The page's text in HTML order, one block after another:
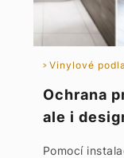
Vinylové
Ochrana
ale i
Pomocí